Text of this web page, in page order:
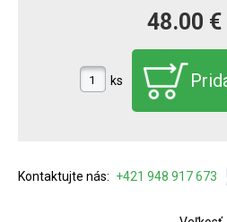
48.00 €
ks
Kontaktujte nás: +421 948 917 673